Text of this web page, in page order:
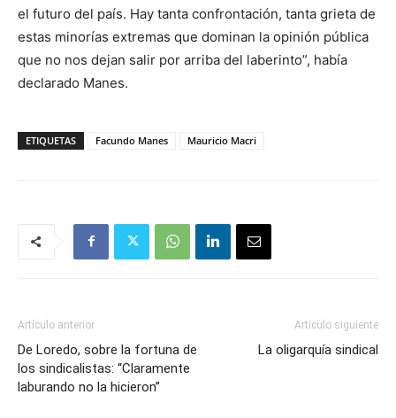
el futuro del país. Hay tanta confrontación, tanta grieta de
estas minorías extremas que dominan la opinión pública
que no nos dejan salir por arriba del laberinto”, había
declarado Manes.
ETIQUETAS Facundo Manes Mauricio Macri
Artículo anterior
De Loredo, sobre la fortuna de
los sindicalistas: “Claramente
laburando no la hicieron”
Artículo siguiente
La oligarquía sindical